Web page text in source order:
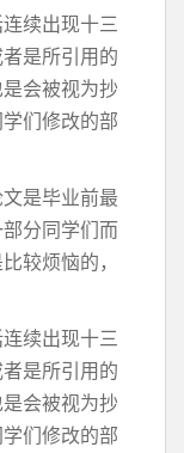
续出现十三
是所引用的
会被视为抄
们修改的部
是毕业前最
分同学们而
较烦恼的，
续出现十三
是所引用的
会被视为抄
们修改的部